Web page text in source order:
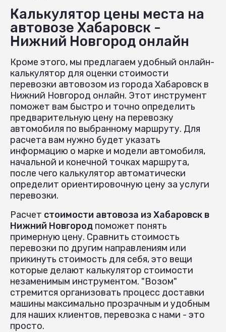
Калькулятор цены места на
автовозе Хабаровск -
Нижний Новгород онлайн
Кроме этого, мы предлагаем удобный онлайн-
калькулятор для оценки стоимости
перевозки автовозом из города Хабаровск в
Нижний Новгород онлайн. Этот инструмент
поможет вам быстро и точно определить
предварительную цену на перевозку
автомобиля по выбранному маршруту. Для
расчета вам нужно будет указать
информацию о марке и модели автомобиля,
начальной и конечной точках маршрута,
после чего калькулятор автоматически
определит ориентировочную цену за услуги
перевозки.
Расчет стоимости автовоза из Хабаровск в
Нижний Новгород поможет понять
примерную цену. Сравнить стоимость
перевозки по другим направлениям или
прикинуть стоимость для себя, это вещи
которые делают калькулятор стоимости
незаменимым инструментом. "Возом"
стремится организовать процесс доставки
машины максимально прозрачным и удобным
для наших клиентов, перевозка с нами - это
просто.